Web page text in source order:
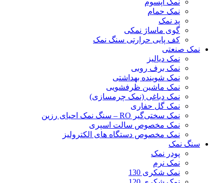
نمک حمام
پد نمک
گوی ماساژ نمکی
کف پایی حرارتی سنگ نمک
نمک صنعتی
نمک دیالیز
نمک برف روبی
نمک شوینده بهداشتی
نمک ماشین ظرفشویی
نمک دباغی (نمک چرمسازی)
نمک گل حفاری
نمک سختی‌گیر RO – سنگ نمک احیای رزین
نمک مخصوص سالت اسپری
نمک مخصوص دستگاه های الکترولیز
سنگ نمک
پودر نمک
نمک نرم
نمک شکری 130